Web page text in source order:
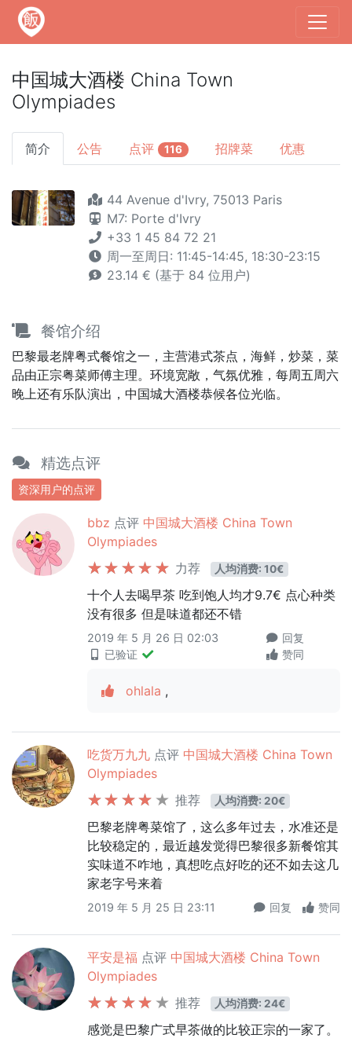
中国城大酒楼 China Town
Olympiades
简介 公告 点评 116 招牌菜 优惠
44 Avenue d'Ivry, 75013 Paris
M7: Porte d'Ivry
+33 1 45 84 72 21
周一至周日: 11:45-14:45, 18:30-23:15
23.14 € (基于 84 位用户)
餐馆介绍
巴黎最老牌粤式餐馆之一，主营港式茶点，海鲜，炒菜，菜
品由正宗粤菜师傅主理。环境宽敞，气氛优雅，每周五周六
晚上还有乐队演出，中国城大酒楼恭候各位光临。
精选点评
资深用户的点评
bbz 点评 中国城大酒楼 China Town
Olympiades
力荐
人均消费: 10€
十个人去喝早茶 吃到饱人均才9.7€ 点心种类
没有很多 但是味道都还不错
2019 年 5 月 26 日 02:03
已验证
回复
赞同
ohlala ,
吃货万九九 点评 中国城大酒楼 China Town
Olympiades
推荐
人均消费: 20€
巴黎老牌粤菜馆了，这么多年过去，水准还是
比较稳定的，最近越发觉得巴黎很多新餐馆其
实味道不咋地，真想吃点好吃的还不如去这几
家老字号来着
2019 年 5 月 25 日 23:11 回复 赞同
平安是福 点评 中国城大酒楼 China Town
Olympiades
推荐
人均消费: 24€
感觉是巴黎广式早茶做的比较正宗的一家了。